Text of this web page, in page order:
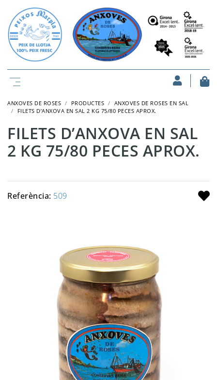
ANXOVES DE ROSES PRODUCTES
ANXOVES DE ROSES EN SAL
FILETS D’ANXOVA EN SAL 2 KG 75/80 PECES APROX.
FILETS D’ANXOVA EN SAL
2 KG 75/80 PECES APROX.
Referència: 509